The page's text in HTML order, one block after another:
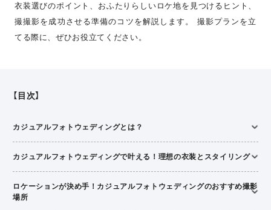
衣装選びのポイント、おふたりらしいロケ地を見つけるヒント、
撮撮影を成功させる準備のコツを解説します。 撮影プランを立
てる際に、ぜひお役立てください。
【目次】
カジュアルフォトウェディングとは？
カジュアルフォトウェディングで叶える！理想の衣装とスタイリング
ロケーションが決め手！カジュアルフォトウェディングのおすすめ撮影
場所